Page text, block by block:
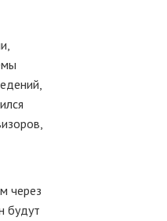
через
будут